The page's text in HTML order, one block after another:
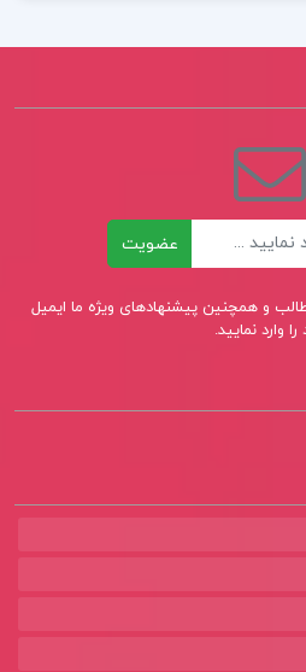
عضویت
و همچنین پیشنهادهای ویژه ما ایمیل
وارد نمایید.